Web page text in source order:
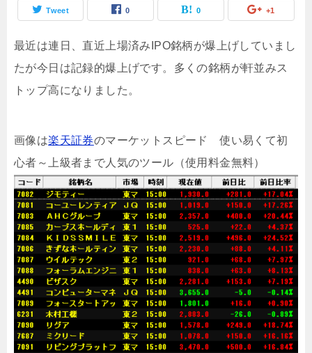
Tweet 0 0 +1
最近は連日、直近上場済みIPO銘柄が爆上げしていまし
たが今日は記録的爆上げです。多くの銘柄が軒並みス
トップ高になりました。
画像は楽天証券のマーケットスピード 使い易くて初
心者～上級者まで人気のツール（使用料金無料）